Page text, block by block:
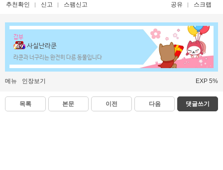
추천확인 신고 스팸신고 공유 스크랩
갑부
사실난라쿤
라쿤과 너구리는 완전히 다른 동물입니다
메뉴 인장보기 EXP 5%
목록 본문 이전 다음 댓글쓰기